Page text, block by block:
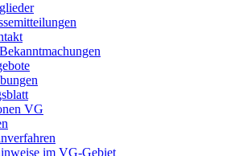
VG
im VG-Gebiet